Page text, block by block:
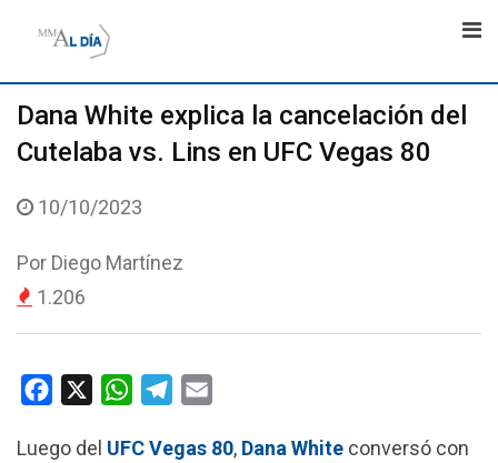
Dana White explica la cancelación del
Cutelaba vs. Lins en UFC Vegas 80
10/10/2023
Por Diego Martínez
1.206
c
W
a
l
a
Luego del UFC Vegas 80, Dana White conversó con